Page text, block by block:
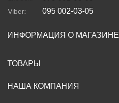
Viber: 095 002-03-05
ИНФОРМАЦИЯ О МАГАЗИНЕ
ТОВАРЫ
НАША КОМПАНИЯ